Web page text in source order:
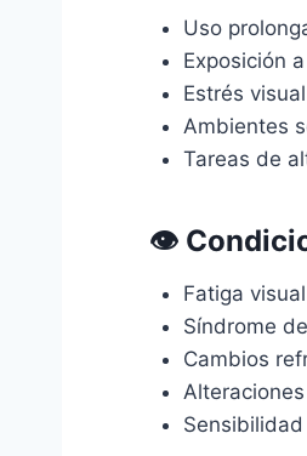
Uso
Exposición
Estrés
Ambientes
Tareas de
👁️
Fatiga
Síndrome
Cambios